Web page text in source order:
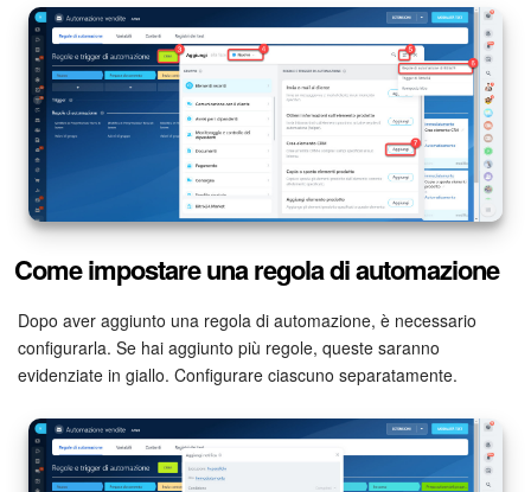
Mio profilo
Impostazioni
Bitrix24 On-Premise
Bitrix24 Messenger
Domande generali
INIZIA GRATIS
Come impostare una regola di automazione
Dopo aver aggiunto una regola di automazione, è necessario
configurarla. Se hai aggiunto più regole, queste saranno
evidenziate in giallo. Configurare ciascuno separatamente.